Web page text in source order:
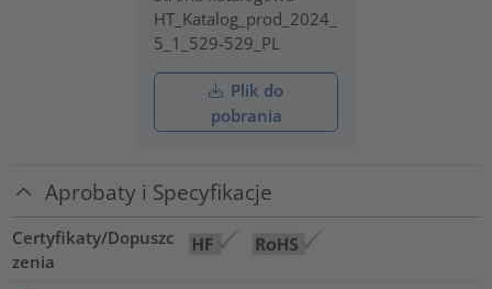
HT_Katalog_prod_2024_
5_1_529-529_PL
Plik do
pobrania
Aprobaty i Specyfikacje
Certyfikaty/Dopuszc
zenia